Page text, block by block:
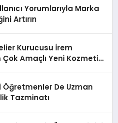
Yorumlarıyla Marka
Artırın
Kurucusu İrem
Çok Amaçlı Yeni Kozmetik
Öğretmenler De Uzman
Tazminatı